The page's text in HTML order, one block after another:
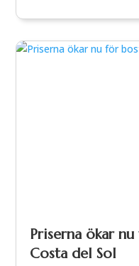
Priserna ökar
Costa del Sol